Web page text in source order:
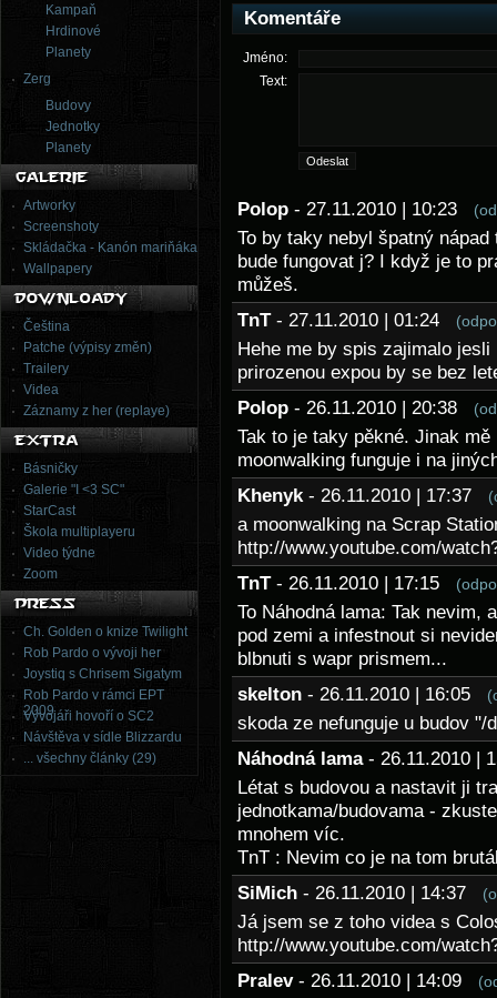
Kampaň
Hrdinové
Planety
Zerg
Budovy
Jednotky
Planety
Artworky
Screenshoty
Skládačka - Kanón mariňáka
Wallpapery
Čeština
Patche (výpisy změn)
Trailery
Videa
Záznamy z her (replaye)
Básničky
Galerie "I <3 SC"
StarCast
Škola multiplayeru
Video týdne
Zoom
Ch. Golden o knize Twilight
Rob Pardo o vývoji her
Joystiq s Chrisem Sigatym
Rob Pardo v rámci EPT
2009
Vývojáři hovoří o SC2
Návštěva v sídle Blizzardu
... všechny články (29)
Komentáře
Jméno:
Text:
Polop - 27.11.2010 | 10:23
To by taky nebyl špatný
bude fungovat j? I když je to
můžeš.
TnT - 27.11.2010 | 01:24
Hehe me by spis zajimalo
prirozenou expou by se bez
Polop - 26.11.2010 | 20:38
Tak to je taky pěkné. Jinak
moonwalking funguje i na
Khenyk - 26.11.2010 | 17:37
a moonwalking na Scrap
http://www.youtube.com/
TnT - 26.11.2010 | 17:15
To Náhodná lama: Tak nevim,
pod zemi a infestnout si
blbnuti s wapr prismem...
skelton - 26.11.2010 | 16:05
skoda ze nefunguje u budov "/
Náhodná lama - 26.11.2010 |
Létat s budovou a nastavit ji
jednotkama/budovama -
mnohem víc.
TnT : Nevim co je na tom
SiMich - 26.11.2010 | 14:37
Já jsem se z toho videa s
http://www.youtube.com/
Pralev - 26.11.2010 | 14:09